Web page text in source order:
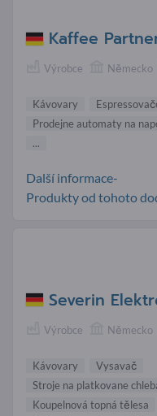
Kaffee
Výrobce Německo
Kávovary
Prodejne automaty na
...
Další informace-
Produkty od tohoto
Severin
Výrobce Německo
Kávovary
Vysavač
Stroje na platkovane
Koupelnová topná tělesa